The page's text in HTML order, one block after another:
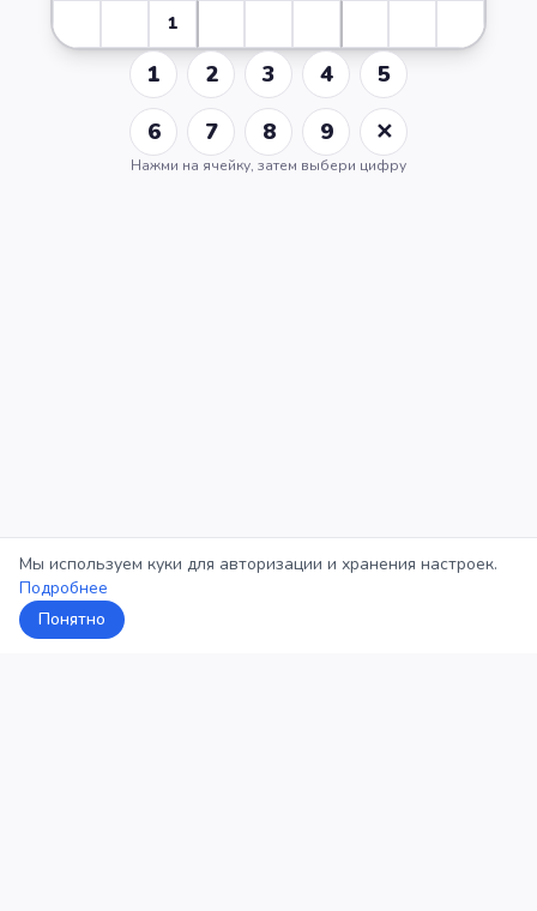
1
1 2 3 4
5
6
7 8 9 ✕
Нажми на ячейку, затем выбери цифру
Мы используем куки для авторизации и хранения настроек.
Подробнее
Понятно